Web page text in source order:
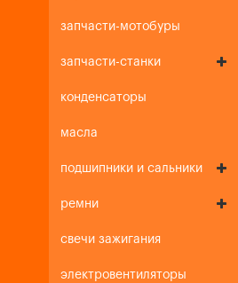
запчасти-мотобуры
запчасти-станки
конденсаторы
масла
подшипники и сальники
ремни
свечи зажигания
электровентиляторы